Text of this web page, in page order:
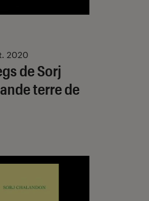
de Sorj
terre de
2020